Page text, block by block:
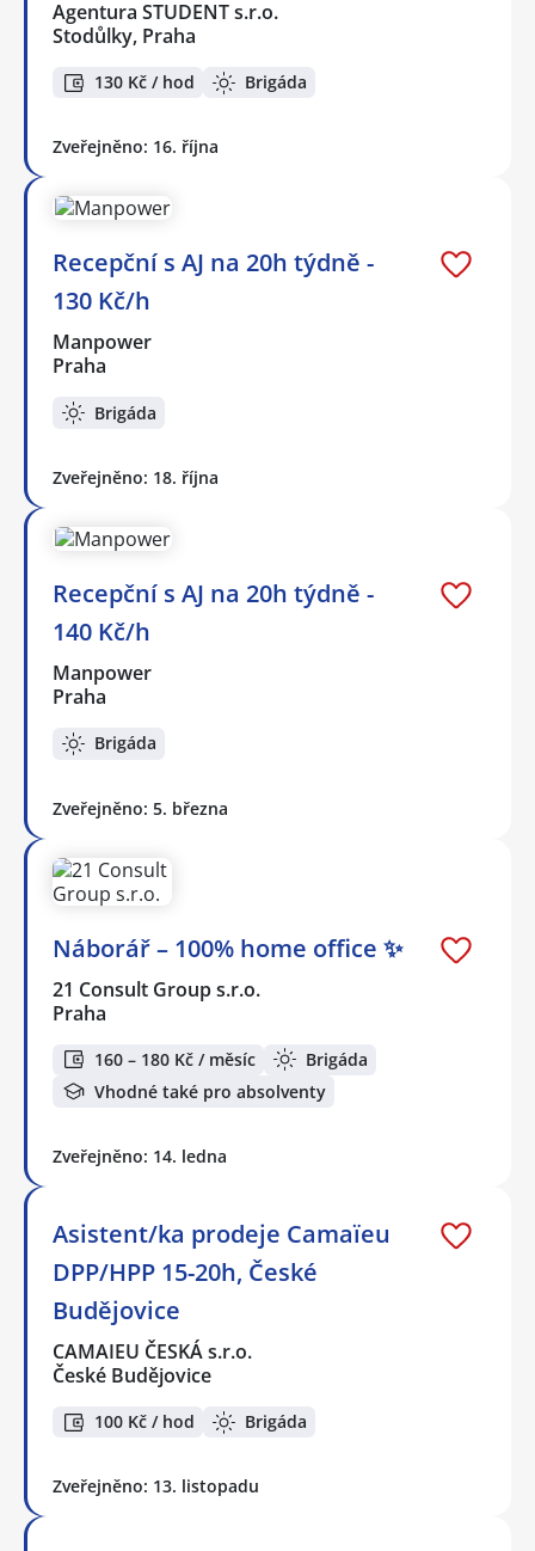
Agentura STUDENT s.r.o.
Stodůlky, Praha
130 Kč / hod Brigáda
Zveřejněno: 16. října
Recepční s AJ na 20h týdně -
130 Kč/h
Manpower
Praha
Brigáda
Zveřejněno: 18. října
Recepční s AJ na 20h týdně -
140 Kč/h
Manpower
Praha
Brigáda
Zveřejněno: 5. března
Náborář – 100% home office ✨
21 Consult Group s.r.o.
Praha
160 – 180 Kč / měsíc
Brigáda
Vhodné také pro absolventy
Zveřejněno: 14. ledna
Asistent/ka prodeje Camaïeu
DPP/HPP 15-20h, České
Budějovice
CAMAIEU ČESKÁ s.r.o.
České Budějovice
100 Kč / hod Brigáda
Zveřejněno: 13. listopadu